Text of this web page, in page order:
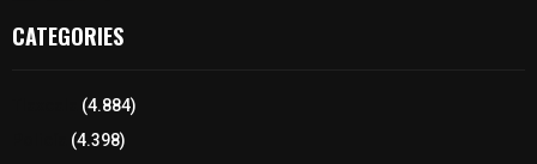
CATEGORIES
(4.884)
(4.398)